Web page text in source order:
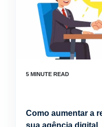
Como aumentar a
sua agência digital